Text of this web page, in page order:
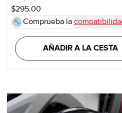
$295.00
Comprueba la
AÑADIR A LA CESTA